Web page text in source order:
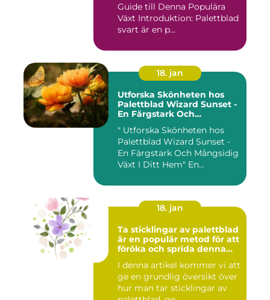
Guide till Denna Populära
Växt Introduktion: Palettblad
svart är en p...
18. jan
Utforska Skönheten hos
Palettblad Wizard Sunset -
En Färgstark Och
" Utforska Skönheten hos
Palettblad Wizard Sunset -
En Färgstark Och Mångsidig
Växt I Ditt Hem" En...
18. jan
Ta sticklingar av palettblad
är en populär metod för att
föröka och sprida denna
I denna artikel kommer vi att
ge en grundlig översikt över
hur man tar sticklingar av